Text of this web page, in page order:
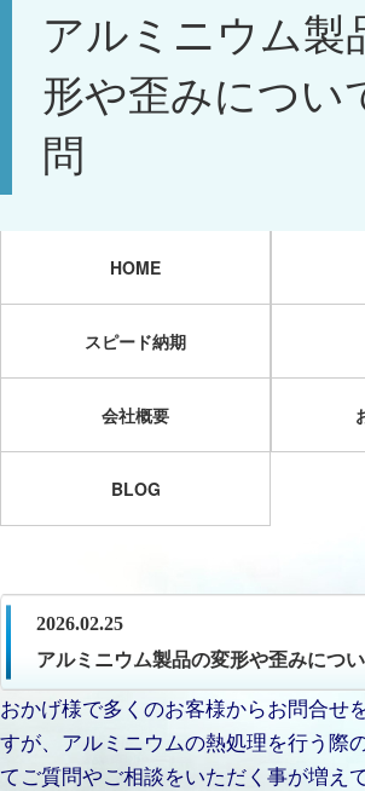
アルミニウム製
形や歪みについ
問
HOME
スピード納期
会社概要
BLOG
2026.02.25
アルミニウム製品の変形や歪みにつ
おかげ様で多くのお客様からお問合せ
すが、アルミニウムの熱処理を行う際
てご質問やご相談をいただく事が増え